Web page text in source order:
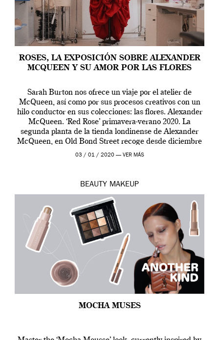
ROSES, LA EXPOSICIÓN SOBRE ALEXANDER
MCQUEEN Y SU AMOR POR LAS FLORES
Sarah Burton nos ofrece un viaje por el atelier de
McQueen, así como por sus procesos creativos con un
hilo conductor en sus colecciones: las flores. Alexander
McQueen. ‘Red Rose’ primavera-verano 2020. La
segunda planta de la tienda londinense de Alexander
McQueen, en Old Bond Street recoge desde diciembre
de 2019 hasta final de abril […]
03 / 01 / 2020 — VER MÁS
BEAUTY MAKEUP
MOCHA MUSES